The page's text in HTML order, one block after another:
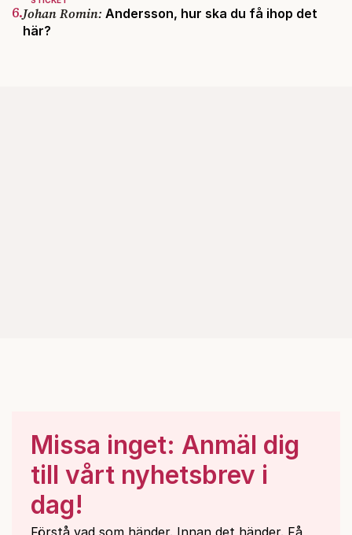
6.Johan Romin: Andersson, hur ska du få ihop det
här?
Missa inget: Anmäl dig
till vårt nyhetsbrev i
dag!
Förstå vad som händer. Innan det händer. Få